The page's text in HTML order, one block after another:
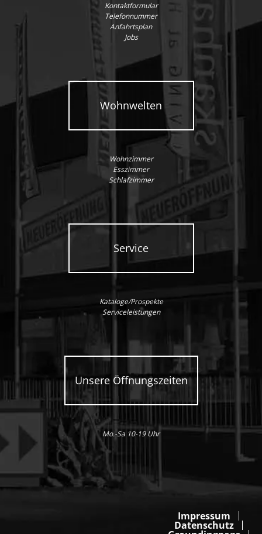
Kontaktformular
Telefonnummer
Anfahrtsplan
Jobs
Wohnwelten
Wohnzimmer
Esszimmer
Schlafzimmer
Service
Kataloge/Prospekte
Serviceleistungen
Unsere Öffnungszeiten
Mo.-Sa 10-19 Uhr
Impressum
Datenschutz